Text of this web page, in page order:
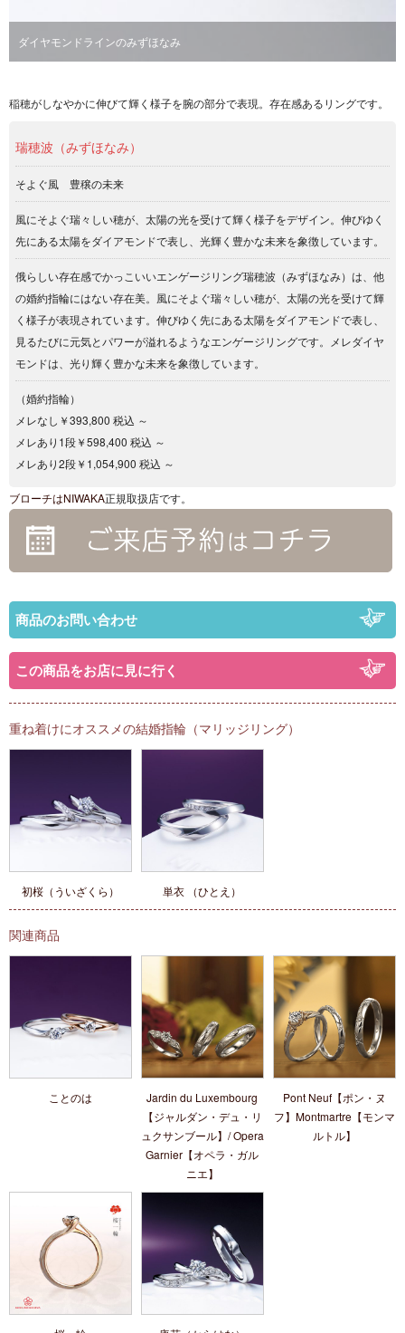
ダイヤモンドラインのみずほなみ
稲穂がしなやかに伸びて輝く様子を腕の部分で表現。存在感あるリングです。
瑞穂波（みずほなみ）
そよぐ風 豊穣の未来
風にそよぐ瑞々しい穂が、太陽の光を受けて輝く様子をデザイン。伸びゆく
先にある太陽をダイアモンドで表し、光輝く豊かな未来を象徴しています。
俄らしい存在感でかっこいいエンゲージリング瑞穂波（みずほなみ）は、他
の婚約指輪にはない存在美。風にそよぐ瑞々しい穂が、太陽の光を受けて輝
く様子が表現されています。伸びゆく先にある太陽をダイアモンドで表し、
見るたびに元気とパワーが溢れるようなエンゲージリングです。メレダイヤ
モンドは、光り輝く豊かな未来を象徴しています。
（婚約指輪）
メレなし￥393,800 税込 ～
メレあり1段￥598,400 税込 ～
メレあり2段￥1,054,900 税込 ～
ブローチはNIWAKA正規取扱店です。
商品のお問い合わせ
この商品をお店に見に行く
重ね着けにオススメの結婚指輪（マリッジリング）
初桜（ういざくら） 単衣 （ひとえ）
関連商品
ことのは
Jardin du Luxembourg
【ジャルダン・デュ・リ
ュクサンブール】/ Opera
Garnier【オペラ・ガル
ニエ】
Pont Neuf【ポン・ヌ
フ】Montmartre【モンマ
ルトル】